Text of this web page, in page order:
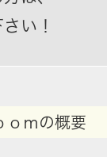
い！
ｏｍの概要